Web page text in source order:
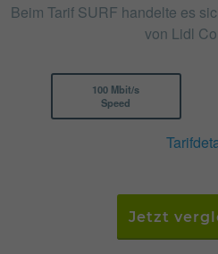
Beim Tarif SURF handelte es
von Lidl
100 Mbit/s
Speed
Jetzt